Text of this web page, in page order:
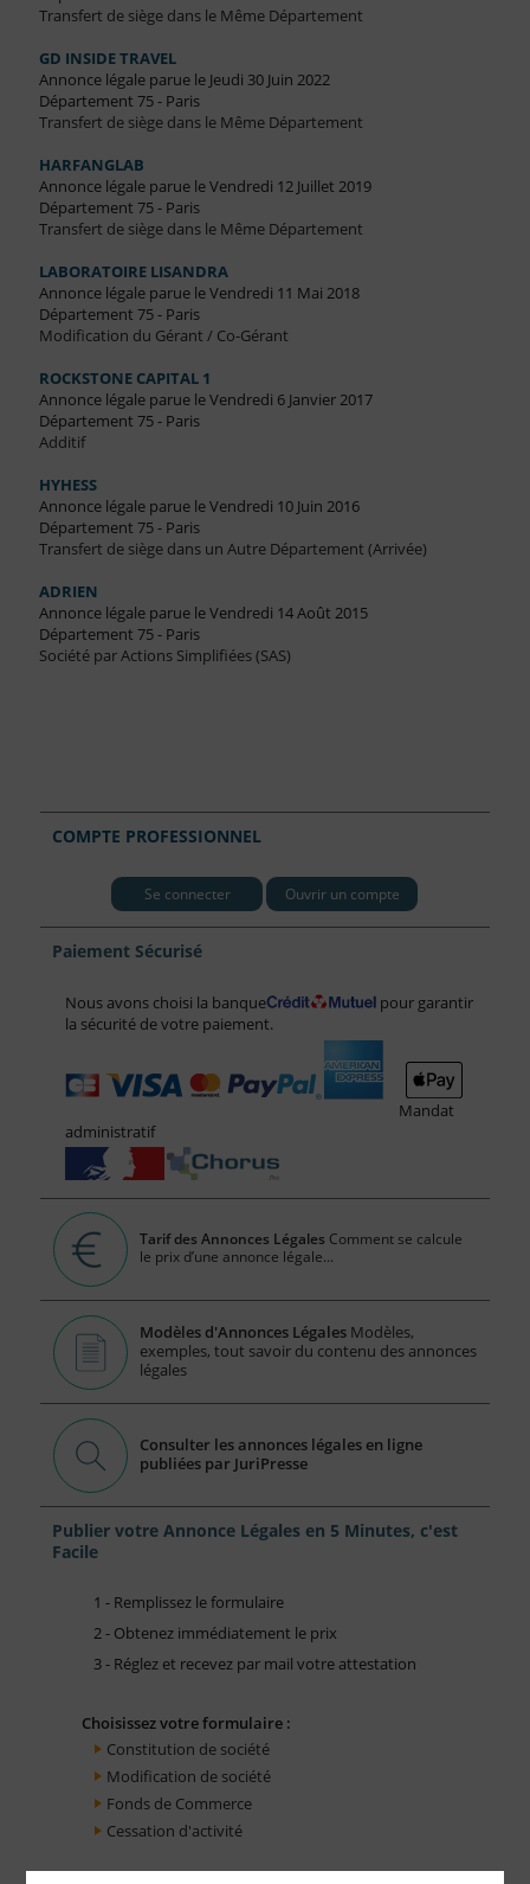
Transfert de siège dans le Même Département
GD INSIDE TRAVEL
Annonce légale parue le Jeudi 30 Juin 2022
Département 75 - Paris
Transfert de siège dans le Même Département
HARFANGLAB
Annonce légale parue le Vendredi 12 Juillet 2019
Département 75 - Paris
Transfert de siège dans le Même Département
LABORATOIRE LISANDRA
Annonce légale parue le Vendredi 11 Mai 2018
Département 75 - Paris
Modification du Gérant / Co-Gérant
ROCKSTONE CAPITAL 1
Annonce légale parue le Vendredi 6 Janvier 2017
Département 75 - Paris
Additif
HYHESS
Annonce légale parue le Vendredi 10 Juin 2016
Département 75 - Paris
Transfert de siège dans un Autre Département (Arrivée)
ADRIEN
Annonce légale parue le Vendredi 14 Août 2015
Département 75 - Paris
Société par Actions Simplifiées (SAS)
COMPTE PROFESSIONNEL
Se connecter Ouvrir un compte
Paiement Sécurisé
Nous avons choisi la banque
pour garantir
la sécurité de votre paiement.
Mandat
administratif
Tarif des Annonces Légales Comment se calcule
le prix d’une annonce légale...
Modèles d'Annonces Légales Modèles,
exemples, tout savoir du contenu des annonces
légales
Consulter les annonces légales en ligne
publiées par JuriPresse
Publier votre Annonce Légales en 5 Minutes, c'est
Facile
1 - Remplissez le formulaire
2 - Obtenez immédiatement le prix
3 - Réglez et recevez par mail votre attestation
Choisissez votre formulaire :
Constitution de société
Modification de société
Fonds de Commerce
Cessation d'activité